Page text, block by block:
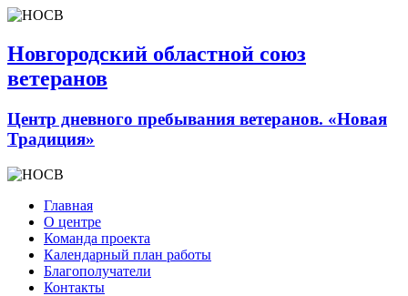
Новгородский областной союз
ветеранов
Центр дневного пребывания ветеранов. «Новая
Традиция»
Главная
О центре
Команда проекта
Календарный план работы
Благополучатели
Контакты